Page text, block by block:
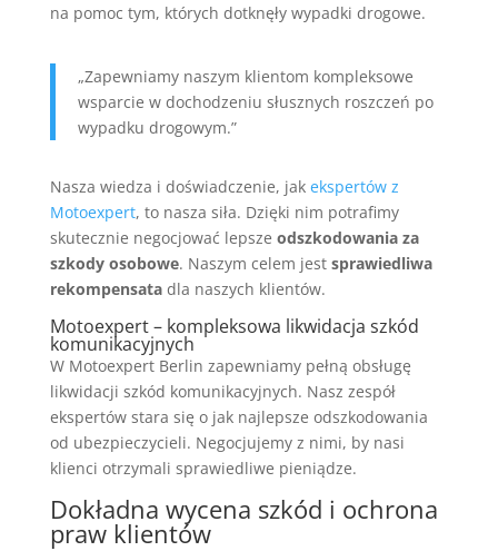
na pomoc tym, których dotknęły wypadki drogowe.
„Zapewniamy naszym klientom kompleksowe
wsparcie w dochodzeniu słusznych roszczeń po
wypadku drogowym.”
Nasza wiedza i doświadczenie, jak ekspertów z
Motoexpert, to nasza siła. Dzięki nim potrafimy
skutecznie negocjować lepsze odszkodowania za
szkody osobowe. Naszym celem jest sprawiedliwa
rekompensatadla naszych klientów.
Motoexpert – kompleksowa likwidacja szkód
komunikacyjnych
W Motoexpert Berlin zapewniamy pełną obsługę
likwidacji szkód komunikacyjnych. Nasz zespół
ekspertów stara się o jak najlepsze odszkodowania
od ubezpieczycieli. Negocjujemy z nimi, by nasi
klienci otrzymali sprawiedliwe pieniądze.
Dokładna wycena szkód i ochrona
praw klientów